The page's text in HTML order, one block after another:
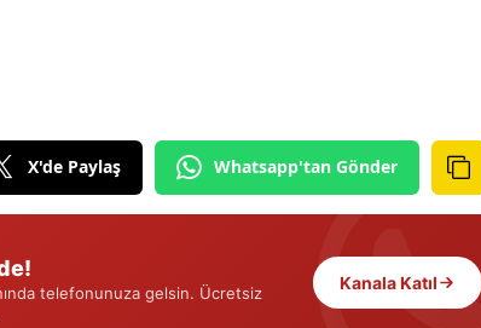
Erzincan
Eskişehir
X'de Paylaş Whatsapp'tan Gönder
telefonunuza gelsin. Ücretsiz
Kanala Katıl